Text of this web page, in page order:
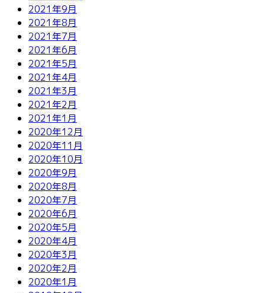
2021年9月
2021年8月
2021年7月
2021年6月
2021年5月
2021年4月
2021年3月
2021年2月
2021年1月
2020年12月
2020年11月
2020年10月
2020年9月
2020年8月
2020年7月
2020年6月
2020年5月
2020年4月
2020年3月
2020年2月
2020年1月